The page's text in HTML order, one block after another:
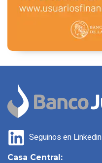
Seguinos en Linkedin
Casa Central: